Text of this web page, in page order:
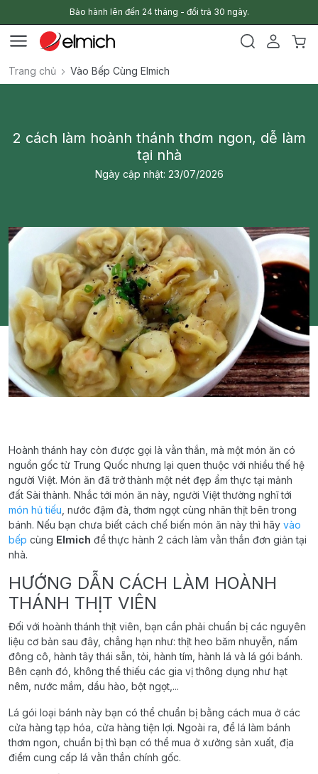
Bảo hành lên đến 24 tháng - đổi trả 30 ngày.
Trang chủ Vào Bếp Cùng Elmich
2 cách làm hoành thánh thơm ngon, dễ làm
tại nhà
Ngày cập nhật: 23/07/2026
Hoành thánh hay còn được gọi là vằn thắn, mà một món ăn có
nguồn gốc từ Trung Quốc nhưng lại quen thuộc với nhiều thế hệ
người Việt. Món ăn đã trở thành một nét đẹp ẩm thực tại mảnh
đất Sài thành. Nhắc tới món ăn này, người Việt thường nghĩ tới
món hủ tiếu , nước đậm đà, thơm ngọt cùng nhân thịt bên trong
bánh. Nếu bạn chưa biết cách chế biến món ăn này thì hãy vào
bếp cùng Elmich để thực hành 2 cách làm vằn thắn đơn giản tại
nhà.
HƯỚNG DẪN CÁCH LÀM HOÀNH
THÁNH THỊT VIÊN
Đối với hoành thánh thịt viên, bạn cần phải chuẩn bị các nguyên
liệu cơ bản sau đây, chẳng hạn như: thịt heo băm nhuyễn, nấm
đông cô, hành tây thái sẵn, tỏi, hành tím, hành lá và lá gói bánh.
Bên cạnh đó, không thể thiếu các gia vị thông dụng như hạt
nêm, nước mắm, dầu hào, bột ngọt,...
Lá gói loại bánh này bạn có thể chuẩn bị bằng cách mua ở các
cửa hàng tạp hóa, cửa hàng tiện lợi. Ngoài ra, để lá làm bánh
thơm ngon, chuẩn bị thì bạn có thể mua ở xưởng sản xuất, địa
điểm cung cấp lá vằn thắn chính gốc.